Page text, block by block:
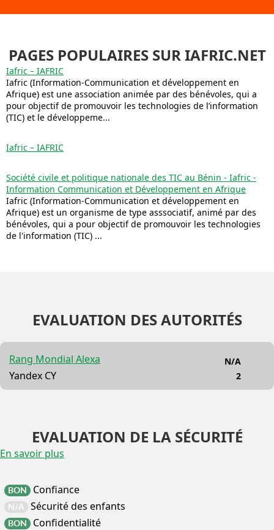
PAGES POPULAIRES SUR IAFRIC.NET
Iafric – IAFRIC
Iafric (Information-Communication et développement en
Afrique) est une association animée par des bénévoles, qui a
pour objectif de promouvoir les technologies de l’information
(TIC) et le développeme...
Iafric – IAFRIC
Société civile et politique nationale des TIC au Bénin - Iafric -
Information Communication et Développement en Afrique
Iafric (Information-Communication et développement en
Afrique) est un organisme de type asssociatif, animé par des
bénévoles, qui a pour objectif de promouvoir les technologies
de l'information (TIC) ...
EVALUATION DES AUTORITÉS
Rang Mondial Alexa
Yandex CY
N/A
2
EVALUATION DE LA SÉCURITÉ
En savoir plus
BON Confiance
N/A Sécurité des enfants
BON Confidentialité